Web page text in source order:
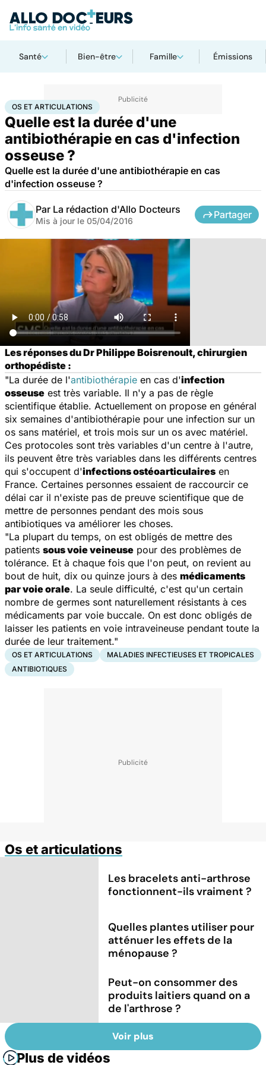
Santé Bien-être Famille Émissions
Accueil SantéMaladiesMaladies infectieuses
OS ET ARTICULATIONS
Quelle est la durée d'une
antibiothérapie en cas d'infection
osseuse ?
Quelle est la durée d'une antibiothérapie en cas
d'infection osseuse ?
Par La rédaction d'Allo Docteurs
Mis à jour le 05/04/2016
Partager
Les réponses du Dr Philippe Boisrenoult, chirurgien
orthopédiste :
"La durée de l'antibiothérapie en cas d'infection
osseuse est très variable. Il n'y a pas de règle
scientifique établie. Actuellement on propose en général
six semaines d'antibiothérapie pour une infection sur un
os sans matériel, et trois mois sur un os avec matériel.
Ces protocoles sont très variables d'un centre à l'autre,
ils peuvent être très variables dans les différents centres
qui s'occupent d'infections ostéoarticulaires en
France. Certaines personnes essaient de raccourcir ce
délai car il n'existe pas de preuve scientifique que de
mettre de personnes pendant des mois sous
antibiotiques va améliorer les choses.
"La plupart du temps, on est obligés de mettre des
patients sous voie veineuse pour des problèmes de
tolérance. Et à chaque fois que l'on peut, on revient au
bout de huit, dix ou quinze jours à des médicaments
par voie orale. La seule difficulté, c'est qu'un certain
nombre de germes sont naturellement résistants à ces
médicaments par voie buccale. On est donc obligés de
laisser les patients en voie intraveineuse pendant toute la
durée de leur traitement."
OS ET ARTICULATIONS
MALADIES INFECTIEUSES ET TROPICALES
ANTIBIOTIQUES
Os et articulations
Les bracelets anti-arthrose
fonctionnent-ils vraiment ?
Quelles plantes utiliser pour
atténuer les effets de la
ménopause ?
Peut-on consommer des
produits laitiers quand on a
de l'arthrose ?
Voir plus
Plus de vidéos